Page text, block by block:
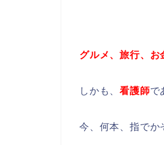
グルメ、旅行、お
しかも、看護師で
今、何本、指でか